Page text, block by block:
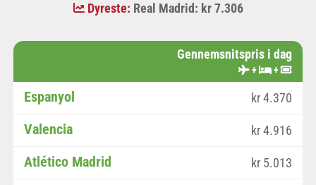
Dyreste: Real Madrid: kr 7.306
Gennemsnitspris i dag
+ +
Espanyol kr 4.370
Valencia kr 4.916
Atlético Madrid kr 5.013